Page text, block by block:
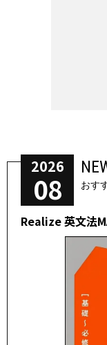
2026
08 おす
Realize 英文法